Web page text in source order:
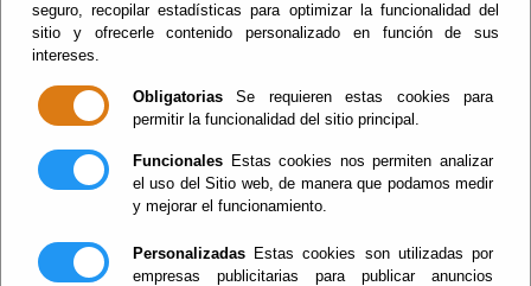
seguro, recopilar estadísticas para optimizar la funcionalidad del
sitio y ofrecerle contenido personalizado en función de sus
intereses.
Obligatorias Se requieren estas cookies para
permitir la funcionalidad del sitio principal.
Funcionales Estas cookies nos permiten analizar
el uso del Sitio web, de manera que podamos medir
y mejorar el funcionamiento.
Personalizadas Estas cookies son utilizadas por
empresas publicitarias para publicar anuncios
Menú Archivo Biblioteca
Inicio -
Enlaces de
interés